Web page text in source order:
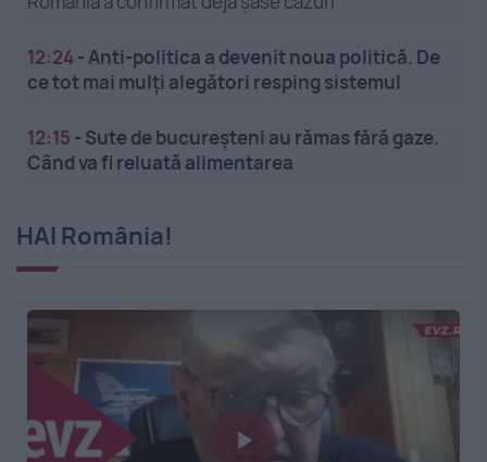
12:24-Anti-politica a devenit noua politică. De
ce tot mai mulți alegători resping sistemul
12:15 - Sute de bucureșteni au rămas fără gaze.
Când va fi reluată alimentarea
HAI România!